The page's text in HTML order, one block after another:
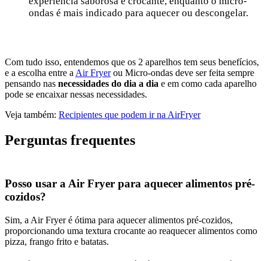
ondas é mais indicado para aquecer ou descongelar.
Com tudo isso, entendemos que os 2 aparelhos tem seus benefícios,
e a escolha entre a Air Fryerou Micro-ondas deve ser feita sempre
pensando nas necessidades do dia a dia e em como cada aparelho
pode se encaixar nessas necessidades.
Veja também: Recipientes que podem ir na AirFryer
Perguntas frequentes
Posso usar a Air Fryer para aquecer alimentos pré-
cozidos?
Sim, a Air Fryer é ótima para aquecer alimentos pré-cozidos,
proporcionando uma textura crocante ao reaquecer alimentos como
pizza, frango frito e batatas.